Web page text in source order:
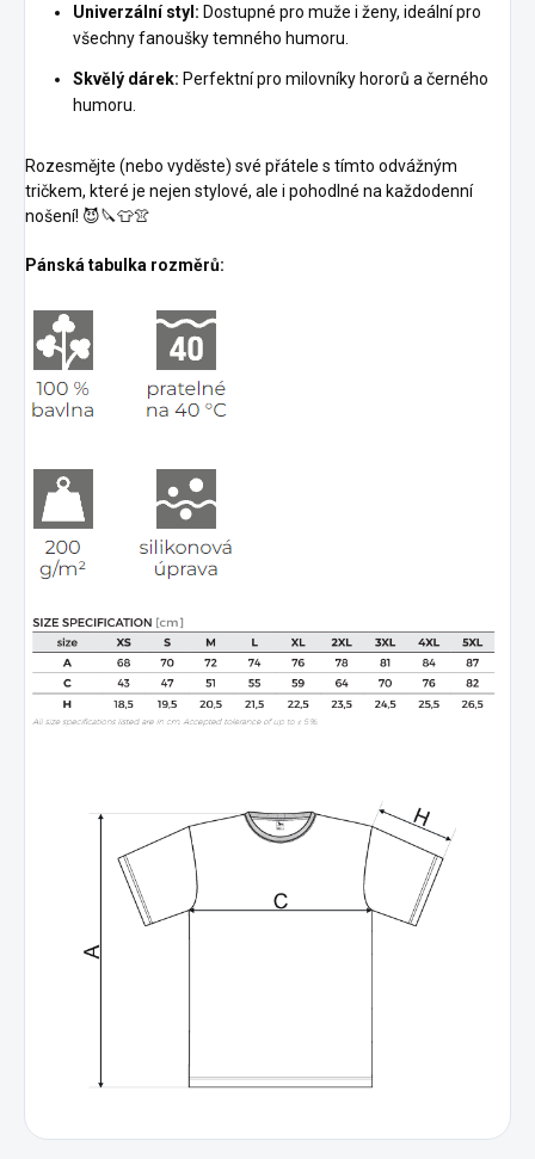
Univerzální styl: Dostupné pro muže i ženy, ideální pro
všechny fanoušky temného humoru.
Skvělý dárek: Perfektní pro milovníky hororů a černého
humoru.
Rozesmějte (nebo vyděste) své přátele s tímto odvážným
tričkem, které je nejen stylové, ale i pohodlné na každodenní
nošení! 😈🔪👕👚
Pánská tabulka rozměrů: